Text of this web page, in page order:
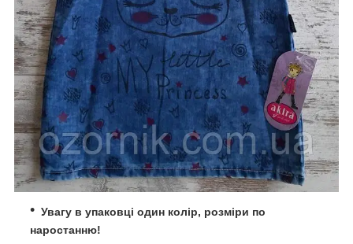
Увагу в упаковці один колір, розміри по
наростанню!